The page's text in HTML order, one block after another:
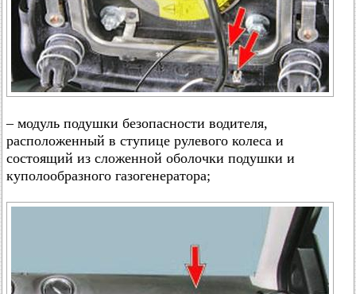
– модуль подушки безопасности водителя,
расположенный в ступице рулевого колеса и
состоящий из сложенной оболочки подушки и
куполообразного газогенератора;